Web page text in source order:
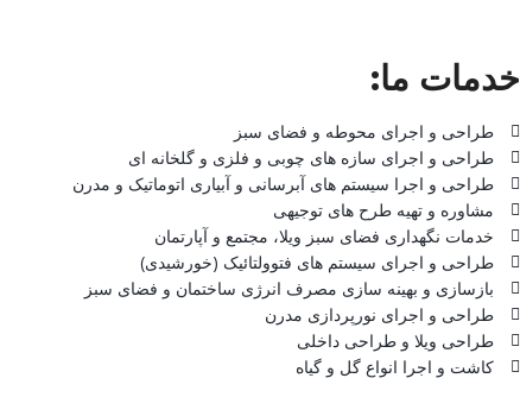
خدمات ما:
طراحی و اجرای محوطه و فضای سبز
طراحی و اجرای سازه های چوبی و فلزی و گلخانه ای
طراحی و اجرا سیستم های آبرسانی و آبیاری اتوماتیک و مدرن
مشاوره و تهیه طرح های توجیهی
خدمات نگهداری فضای سبز ویلا، مجتمع و آپارتمان
طراحی و اجرای سیستم های فتوولتائیک (خورشیدی)
بازسازی و بهینه سازی مصرف انرژی ساختمان و فضای سبز
طراحی و اجرای نورپردازی مدرن
طراحی ویلا و طراحی داخلی
کاشت و اجرا انواع گل و گیاه